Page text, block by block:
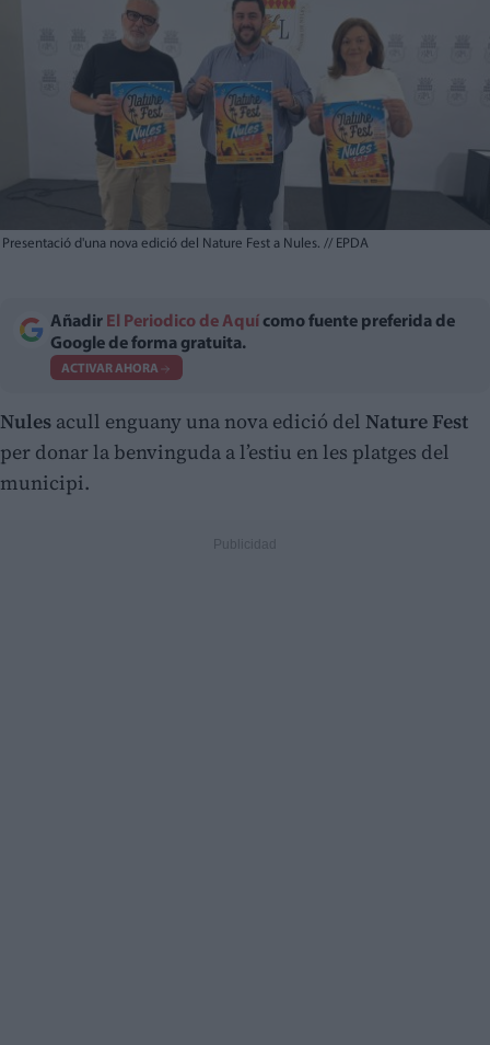
Presentació d'una nova edició del Nature Fest a Nules. // EPDA
Añadir El Periodico de Aquí como fuente preferida de
Google de forma gratuita.
ACTIVAR AHORA
Nules acull enguany una nova edició del Nature Fest
per donar la benvinguda a l’estiu en les platges del
municipi.